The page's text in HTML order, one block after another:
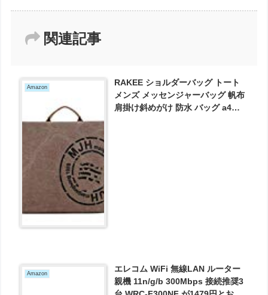
関連記事
Amazon
RAKEE ショルダーバッグ トート
メンズ メッセンジャーバッグ 帆布
肩掛け斜めがけ 防水 バッグ a4サ
Amazon
エレコム WiFi 無線LAN ルーター
親機 11n/g/b 300Mbps 接続推奨3